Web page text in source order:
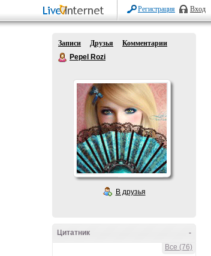
Регистрация Вход
Записи Друзья
Комментарии
Pepel Rozi
В друзья
-
Цитатник
Все (76)